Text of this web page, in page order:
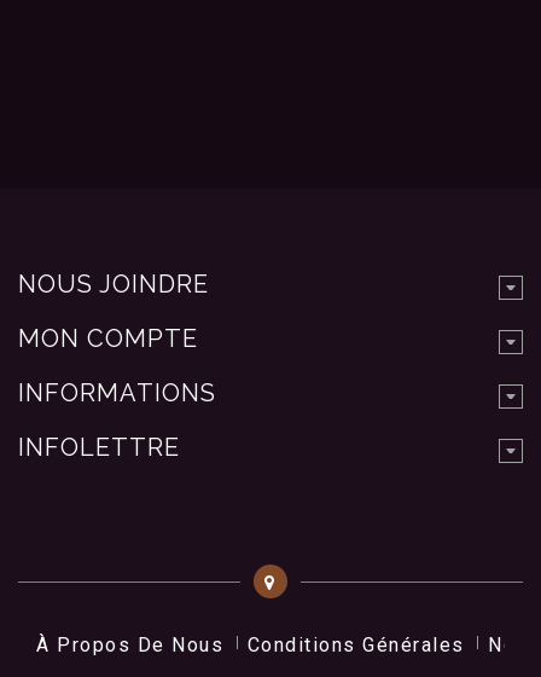
NOUS JOINDRE
MON COMPTE
INFORMATIONS
INFOLETTRE
À Propos De Nous Conditions Générales Nos